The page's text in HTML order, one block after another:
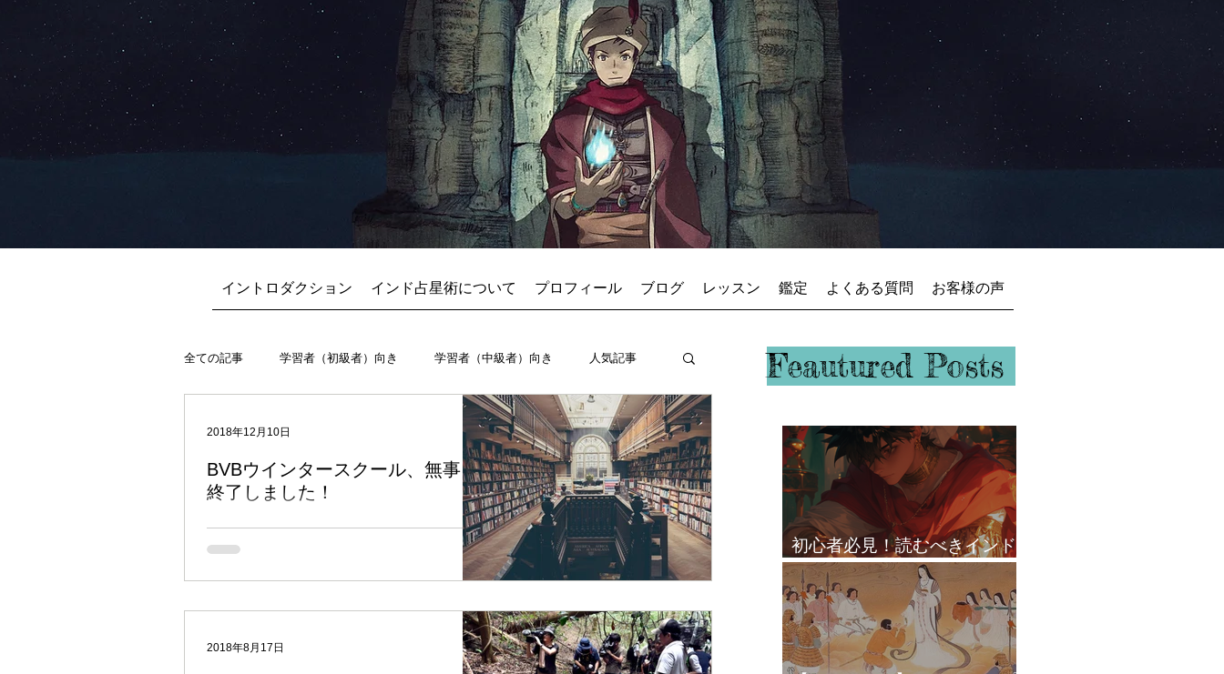
全ての記事 学習者（初級者）向き 学習者（中級者）向き 人気記事
インド占星術のキホン お知らせ テーマ別リサーチ
マンデーン（政治・時事） プラシュナ（ホラリー）
レッスン生の感想
マントラ
BVBウインタースクール、無事に
終了しました！
実は、あさって僕のマハー・ダシャー※1がラーフ期
から木星期に変わるんですよね。 つまり、今まさに
ダシャー・チッドラ※2の真っ最中ってわけです。
ラーフ期、長かったなぁ・・・。 その影響かわから
ですよね。まさに季節が変わる間際の「...
2018年12月10日
2018年8月17日
占星術師アキュバル
Feautured Posts
初心者必見！読むべきインド
占星術本 BEST3
イントロダクション インド占星術について プロフィール ブログ レッスン 鑑定 よくある質問 お客様の声